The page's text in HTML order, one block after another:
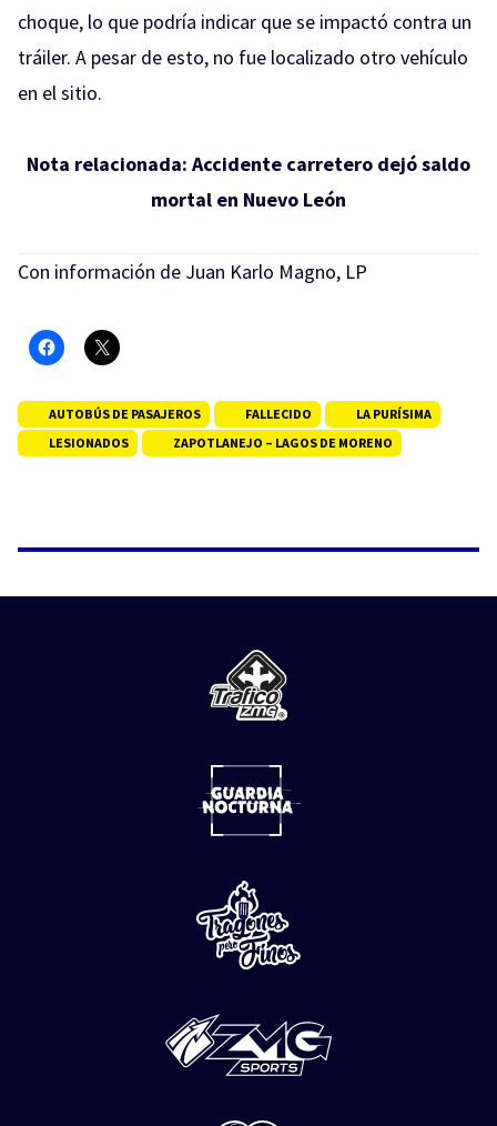
choque, lo que podría indicar que se impactó contra un
tráiler. A pesar de esto, no fue localizado otro vehículo
en el sitio.
Nota relacionada: Accidente carretero dejó saldo
mortal en Nuevo León
Con información de Juan Karlo Magno, LP
AUTOBÚS DE PASAJEROS FALLECIDO
LA PURÍSIMA
LESIONADOS
ZAPOTLANEJO – LAGOS DE MORENO